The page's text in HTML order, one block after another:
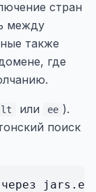
стран
между
также
где
lt или ee ).
поиск